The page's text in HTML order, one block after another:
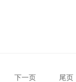
下一页 尾页